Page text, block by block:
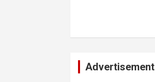
Advertisement